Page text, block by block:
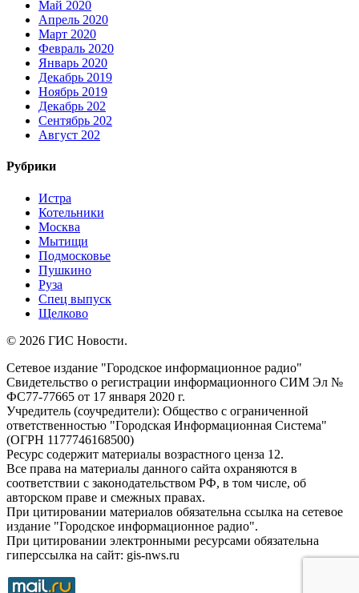
Май 2020
Апрель 2020
Март 2020
Февраль 2020
Январь 2020
Декабрь 2019
Ноябрь 2019
Декабрь 202
Сентябрь 202
Август 202
Рубрики
Истра
Котельники
Москва
Мытищи
Подмосковье
Пушкино
Руза
Спец выпуск
Щелково
© 2026 ГИС Новости.
Сетевое издание "Городское информационное радио"
Свидетельство о регистрации информационного СИМ Эл №
ФС77-77665 от 17 января 2020 г.
Учредитель (соучредители): Общество с ограниченной
ответственностью "Городская Информационная Система"
(ОГРН 1177746168500)
Ресурс содержит материалы возрастного ценза 12.
Все права на материалы данного сайта охраняются в
соответствии с законодательством РФ, в том числе, об
авторском праве и смежных правах.
При цитировании материалов обязательна ссылка на сетевое
издание "Городское информационное радио".
При цитировании электронными ресурсами обязательна
гиперссылка на сайт: gis-nws.ru